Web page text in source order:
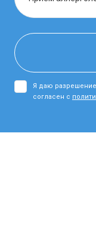
Я даю
согласен с